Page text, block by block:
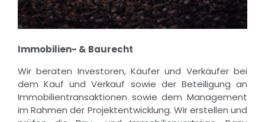
Immobilien- & Baurecht
Wir beraten Investoren, Käufer und Verkäufer bei
dem Kauf und Verkauf sowie der Beteiligung an
Immobilientransaktionen sowie dem Management
im Rahmen der Projektentwicklung. Wir erstellen und